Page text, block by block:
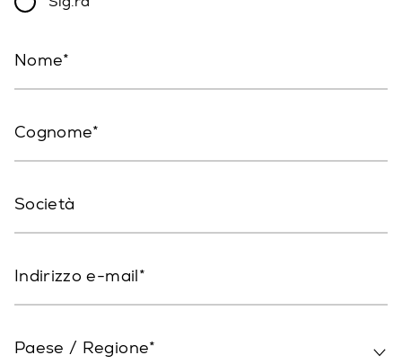
Nome
Cognome
Società
Indirizzo e-mail
Paese / Regione*